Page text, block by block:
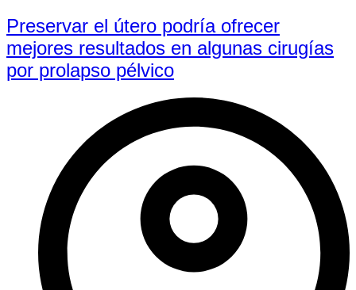
Preservar el útero podría ofrecer
mejores resultados en algunas cirugías
por prolapso pélvico